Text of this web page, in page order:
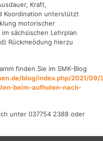
Kraft,
Koordination unterstützt
motorischer
sächsischen Lehrplan
Rückmeödung hierzu
finden Sie im SMK-Blog
blog/index.php/2021/
beim-aufholen-nach-
unter 037754 2388 oder